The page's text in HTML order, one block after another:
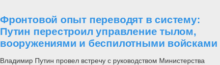
Фронтовой опыт переводят в систему:
Путин перестроил управление тылом,
вооружениями и беспилотными войсками
Владимир Путин провел встречу с руководством Министерства